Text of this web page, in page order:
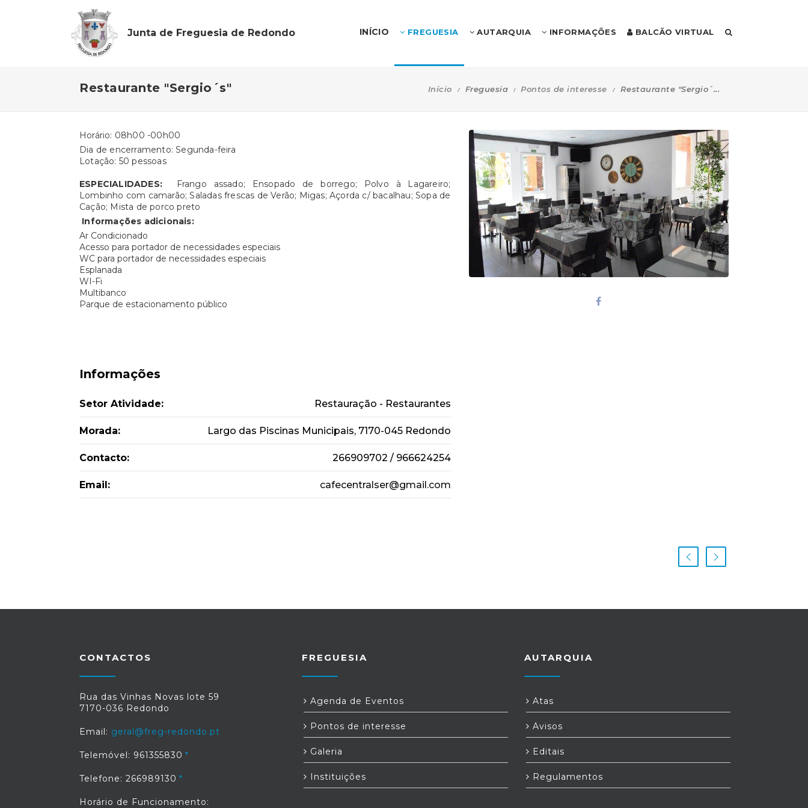
Junta de Freguesia de Redondo INÍCIO FREGUESIA AUTARQUIA INFORMAÇÕES BALCÃO VIRTUAL
Restaurante "Sergio´s" Início Freguesia Pontos de interesse Restaurante "Sergio´...
Horário: 08h00 -00h00
Dia de encerramento: Segunda-feira
Lotação: 50 pessoas
ESPECIALIDADES: Frango assado; Ensopado de borrego; Polvo à Lagareiro;
Lombinho com camarão; Saladas frescas de Verão; Migas; Açorda c/ bacalhau;Sopa de
Cação; Mista de porco preto
Informações adicionais:
Ar Condicionado
Acesso para portador de necessidades especiais
WC para portador de necessidades especiais
Esplanada
WI-Fi
Multibanco
Parque de estacionamento público
Informações
Setor Atividade: Restauração - Restaurantes
Morada: Largo das Piscinas Municipais, 7170-045 Redondo
Contacto: 266909702 / 966624254
Email: cafecentralser@gmail.com
CONTACTOS
Rua das Vinhas Novas lote 59
7170-036 Redondo
Email: geral@freg-redondo.pt
Telemóvel: 961355830
Telefone: 266989130
Horário de Funcionamento:
FREGUESIA
Agenda de Eventos
Pontos de interesse
Galeria
Instituições
AUTARQUIA
Atas
Avisos
Editais
Regulamentos